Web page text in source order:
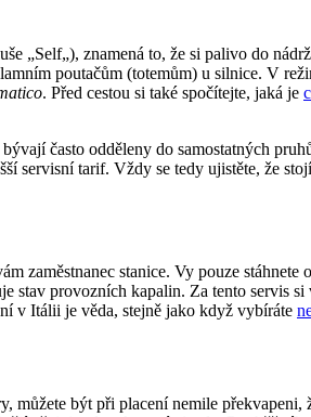
„Self„), znamená to, že si palivo do
poutačům (totemům) u silnice. V
. Před cestou si také spočítejte, jaká je
často odděleny do samostatných
servisní tarif. Vždy se tedy ujistěte, že
zaměstnanec stanice. Vy pouze stáhnete
stav provozních kapalin. Za tento servis
v Itálii je věda, stejně jako když vybíráte
můžete být při placení nemile